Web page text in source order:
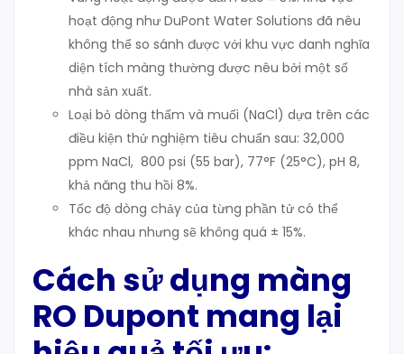
hoạt động như DuPont Water Solutions đã nêu
không thể so sánh được với khu vực danh nghĩa
diện tích màng thường được nêu bởi một số
nhà sản xuất.
Loại bỏ dòng thấm và muối (NaCl) dựa trên các
điều kiện thử nghiệm tiêu chuẩn sau: 32,000
ppm NaCl, 800 psi (55 bar), 77°F (25°C), pH 8,
khả năng thu hồi 8%.
Tốc độ dòng chảy của từng phần tử có thể
khác nhau nhưng sẽ không quá ± 15%.
Cách sử dụng màng
RO Dupont mang lại